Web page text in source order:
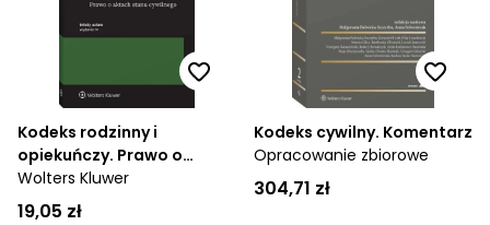
Kodeks rodzinny i
opiekuńczy. Prawo o
aktach stanu cywilnego.
Przepisy
Wolters Kluwer
19,05 zł
Kodeks cywilny. Komentarz
Opracowanie zbiorowe
304,71 zł